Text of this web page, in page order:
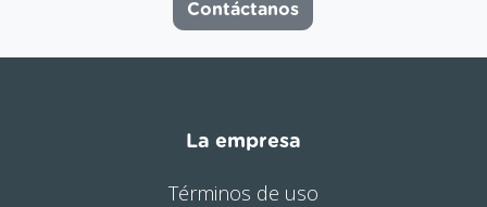
Contáctanos
La empresa
Términos de uso